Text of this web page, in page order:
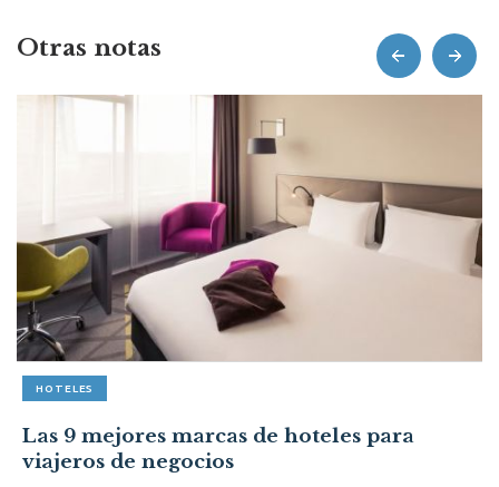
Otras notas
HOTELES
Las 9 mejores marcas de hoteles para
viajeros de negocios
prev next